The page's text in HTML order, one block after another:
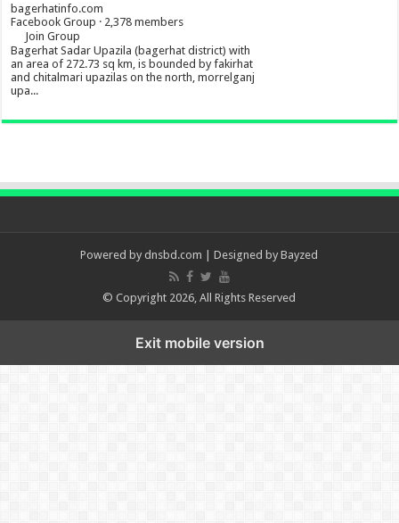
bagerhatinfo.com
Facebook Group · 2,378 members
Join Group
Bagerhat Sadar Upazila (bagerhat district) with
an area of 272.73 sq km, is bounded by fakirhat
and chitalmari upazilas on the north, morrelganj
upa...
Powered by dnsbd.com | Designed byBayzed
© Copyright 2026, All Rights Reserved
Exit mobile version